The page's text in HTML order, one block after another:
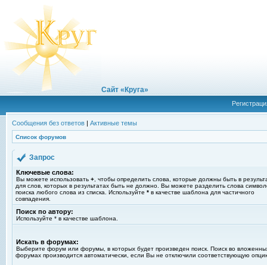
Сайт «Круга»
Сообщения без ответов | Активные темы
Список форумов
Запрос
Ключевые слова:
Вы можете использовать + , чтобы определить слова, которые должны быть в
для слов, которых в результатах быть не должно. Вы можете разделить слова
поиска любого слова из списка. Используйте * в качестве шаблона для частичного
совпадения.
Поиск по автору:
Используйте * в качестве шаблона.
Искать в форумах:
Выберите форум или форумы, в которых будет произведен поиск. Поиск во
форумах производится автоматически, если Вы не отключили соответствующую